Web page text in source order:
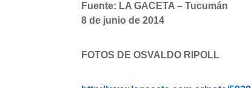
Fuente: LA GACETA – Tucumán
8 de junio de 2014
FOTOS DE OSVALDO RIPOLL